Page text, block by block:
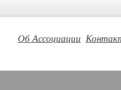
Об Ассоциации